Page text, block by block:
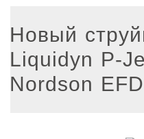
Новый
Liquidyn P-
Nordson EFD